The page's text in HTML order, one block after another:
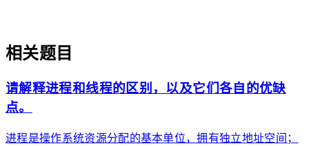
相关题目
请解释进程和线程的区别，以及它们各自的优缺
点。
进程是操作系统资源分配的基本单位，拥有独立地址空间；